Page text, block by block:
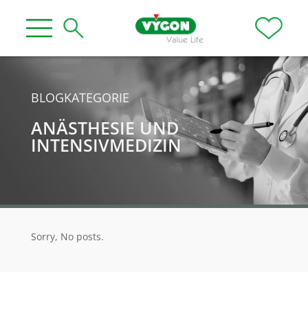
BLOGKATEGORIE
ANÄSTHESIE UND
INTENSIVMEDIZIN
Sorry, No posts.